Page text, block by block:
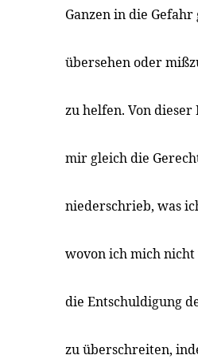
Ganzen in die
übersehen oder
zu helfen. Von
mir gleich die
niederschrieb, was
wovon ich mich
die Entschuldigung
zu überschreiten,